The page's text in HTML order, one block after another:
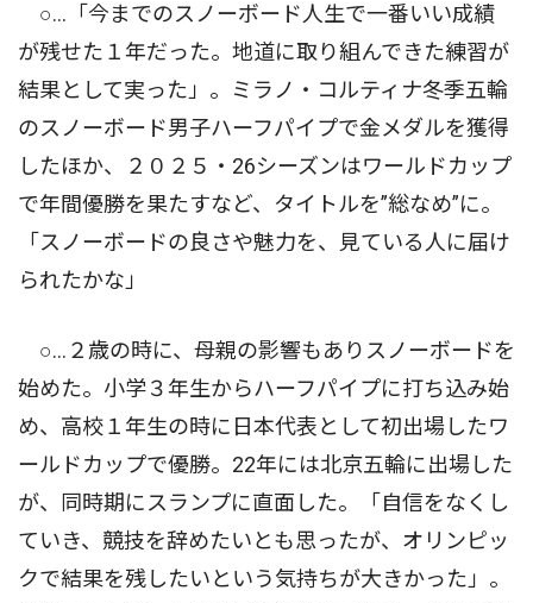
○…「今までのスノーボード人生で一番いい成績
が残せた１年だった。地道に取り組んできた練習が
結果として実った」。ミラノ・コルティナ冬季五輪
のスノーボード男子ハーフパイプで金メダルを獲得
したほか、２０２５・26シーズンはワールドカップ
で年間優勝を果たすなど、タイトルを”総なめ”に。
「スノーボードの良さや魅力を、見ている人に届け
られたかな」
○…２歳の時に、母親の影響もありスノーボードを
始めた。小学３年生からハーフパイプに打ち込み始
め、高校１年生の時に日本代表として初出場したワ
ールドカップで優勝。22年には北京五輪に出場した
が、同時期にスランプに直面した。「自信をなくし
ていき、競技を辞めたいとも思ったが、オリンピッ
クで結果を残したいという気持ちが大きかった」。